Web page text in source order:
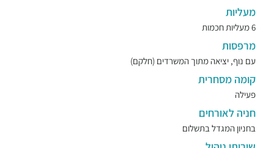
מעליות
6 מעליות חכמות
מרפסות
עם נוף, יציאה מתוך המשרדים (חלקם)
קומה מסחרית
פעילה
חניה לאורחים
בחניון המגדל בתשלום